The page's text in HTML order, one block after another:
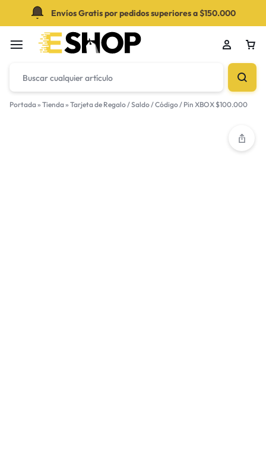
Envíos Gratis por pedidos superiores a $150.000
Portada» Tienda» Tarjeta de Regalo / Saldo / Código / Pin XBOX $100.000